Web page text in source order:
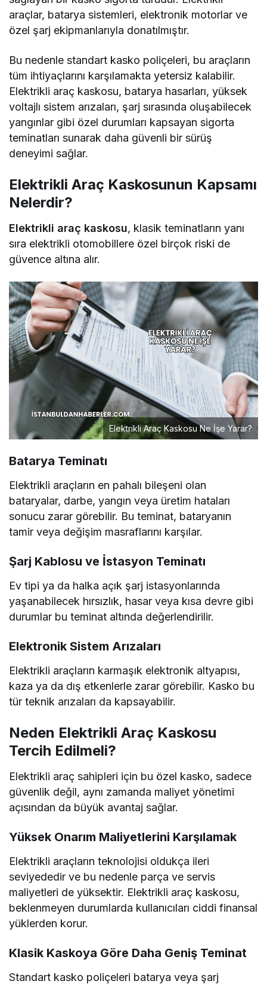
araçlar, batarya sistemleri, elektronik motorlar ve
özel şarj ekipmanlarıyla donatılmıştır.
Bu nedenle standart kasko poliçeleri, bu araçların
tüm ihtiyaçlarını karşılamakta yetersiz kalabilir.
Elektrikli araç kaskosu, batarya hasarları, yüksek
voltajlı sistem arızaları, şarj sırasında oluşabilecek
yangınlar gibi özel durumları kapsayan sigorta
teminatları sunarak daha güvenli bir sürüş
deneyimi sağlar.
Elektrikli Araç Kaskosunun Kapsamı
Nelerdir?
Elektrikli araç kaskosu, klasik teminatların yanı
sıra elektrikli otomobillere özel birçok riski de
güvence altına alır.
Elektrikli Araç Kaskosu Ne İşe Yarar?
Batarya Teminatı
Elektrikli araçların en pahalı bileşeni olan
bataryalar, darbe, yangın veya üretim hataları
sonucu zarar görebilir. Bu teminat, bataryanın
tamir veya değişim masraflarını karşılar.
Şarj Kablosu ve İstasyon Teminatı
Ev tipi ya da halka açık şarj istasyonlarında
yaşanabilecek hırsızlık, hasar veya kısa devre gibi
durumlar bu teminat altında değerlendirilir.
Elektronik Sistem Arızaları
Elektrikli araçların karmaşık elektronik altyapısı,
kaza ya da dış etkenlerle zarar görebilir. Kasko bu
tür teknik arızaları da kapsayabilir.
Neden Elektrikli Araç Kaskosu
Tercih Edilmeli?
Elektrikli araç sahipleri için bu özel kasko, sadece
güvenlik değil, aynı zamanda maliyet yönetimi
açısından da büyük avantaj sağlar.
Yüksek Onarım Maliyetlerini Karşılamak
Elektrikli araçların teknolojisi oldukça ileri
seviyededir ve bu nedenle parça ve servis
maliyetleri de yüksektir. Elektrikli araç kaskosu,
beklenmeyen durumlarda kullanıcıları ciddi finansal
yüklerden korur.
Klasik Kaskoya Göre Daha Geniş Teminat
Standart kasko poliçeleri batarya veya şarj